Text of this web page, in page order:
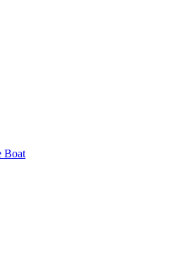
Boat